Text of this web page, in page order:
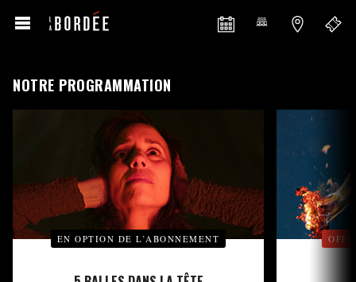
NOTRE PROGRAMMATION
EN OPTION DE L’ABONNEMENT